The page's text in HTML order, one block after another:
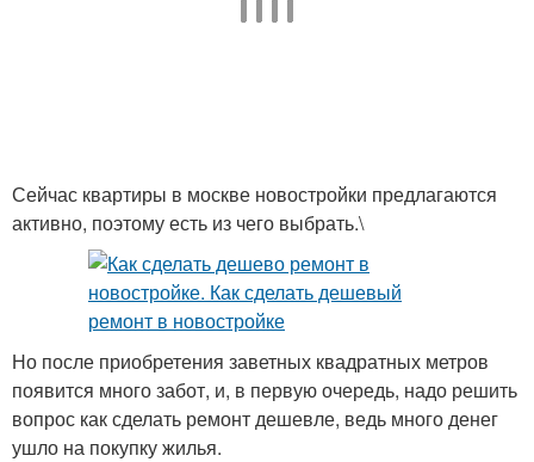
Сейчас квартиры в москве новостройки предлагаются
активно, поэтому есть из чего выбрать.\
Но после приобретения заветных квадратных метров
появится много забот, и, в первую очередь, надо решить
вопрос как сделать ремонт дешевле, ведь много денег
ушло на покупку жилья.